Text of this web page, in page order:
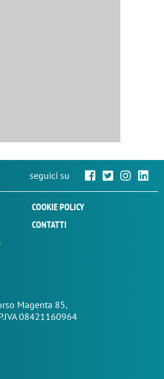
seguici su
COOKIE POLICY
CONTATTI
Magenta 85,
08421160964